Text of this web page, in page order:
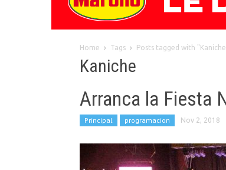
Home Tags Posts tagged with
Kaniche
Arranca la Fiesta
Principal programacion Nov 2, 2018